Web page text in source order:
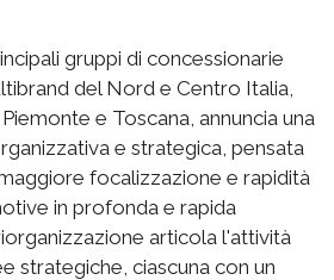
gruppi di concessionarie
del Nord e Centro Italia,
e Toscana, annuncia una
e strategica, pensata
focalizzazione e rapidità
in profonda e rapida
articola l'attività
strategiche, ciascuna con un